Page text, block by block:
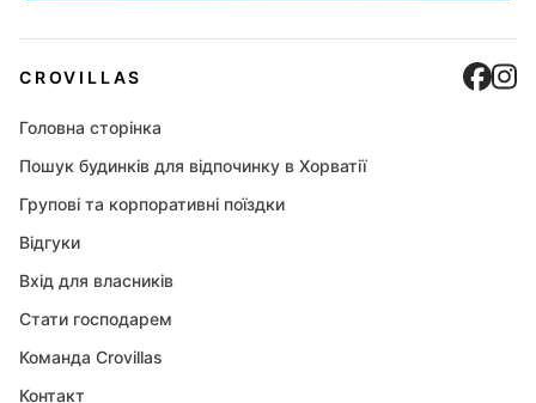
CROVILLAS
Головна сторінка
Пошук будинків для відпочинку в Хорватії
Групові та корпоративні поїздки
Відгуки
Вхід для власників
Стати господарем
Команда Crovillas
Контакт